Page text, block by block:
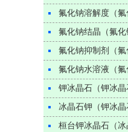
氟化钠溶解度（
少）氟化钠结晶（氟化
氟化钠抑制剂（
么）氟化钠水溶液（
颜色的）
钾冰晶石（钾冰晶
冰晶石钾（钾冰晶
桓台钾冰晶石（冰